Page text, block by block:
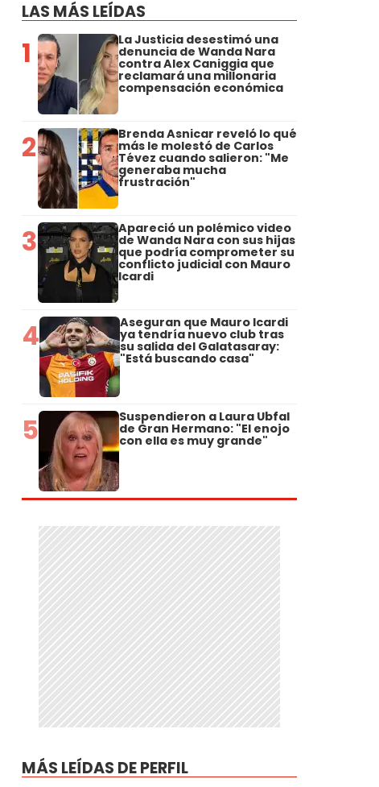
LAS MÁS LEÍDAS
1 La Justicia desestimó una
denuncia de Wanda Nara
contra Alex Caniggia que
reclamará una millonaria
compensación económica
2 Brenda Asnicar reveló lo qué
más le molestó de Carlos
Tévez cuando salieron: "Me
generaba mucha
frustración"
3 Apareció un polémico video
de Wanda Nara con sus hijas
que podría comprometer su
conflicto judicial con Mauro
Icardi
4 Aseguran que Mauro Icardi
ya tendría nuevo club tras
su salida del Galatasaray:
"Está buscando casa"
5 Suspendieron a Laura Ubfal
de Gran Hermano: "El enojo
con ella es muy grande"
MÁS LEÍDAS DE PERFIL